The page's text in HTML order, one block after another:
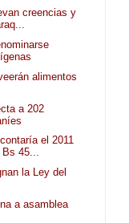
creencias y
alimentos
a 202
el 2011
Bs 45...
la Ley del
a asamblea